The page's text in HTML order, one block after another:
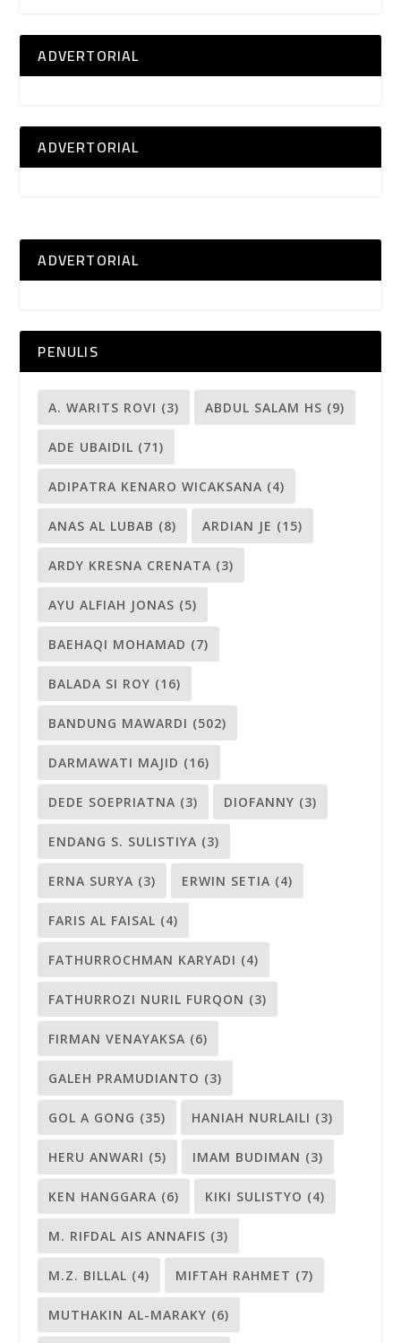
ADVERTORIAL
ADVERTORIAL
ADVERTORIAL
PENULIS
A. WARITS ROVI (3) ABDUL SALAM HS (9)
ADE UBAIDIL (71)
ADIPATRA KENARO WICAKSANA (4)
ANAS AL LUBAB (8) ARDIAN JE (15)
ARDY KRESNA CRENATA (3)
AYU ALFIAH JONAS (5)
BAEHAQI MOHAMAD (7)
BALADA SI ROY (16)
BANDUNG MAWARDI (502)
DARMAWATI MAJID (16)
DEDE SOEPRIATNA (3) DIOFANNY (3)
ENDANG S. SULISTIYA (3)
ERNA SURYA (3) ERWIN SETIA (4)
FARIS AL FAISAL (4)
FATHURROCHMAN KARYADI (4)
FATHURROZI NURIL FURQON (3)
FIRMAN VENAYAKSA (6)
GALEH PRAMUDIANTO (3)
GOL A GONG (35) HANIAH NURLAILI (3)
HERU ANWARI (5) IMAM BUDIMAN (3)
KEN HANGGARA (6) KIKI SULISTYO (4)
M. RIFDAL AIS ANNAFIS (3)
M.Z. BILLAL (4) MIFTAH RAHMET (7)
MUTHAKIN AL-MARAKY (6)